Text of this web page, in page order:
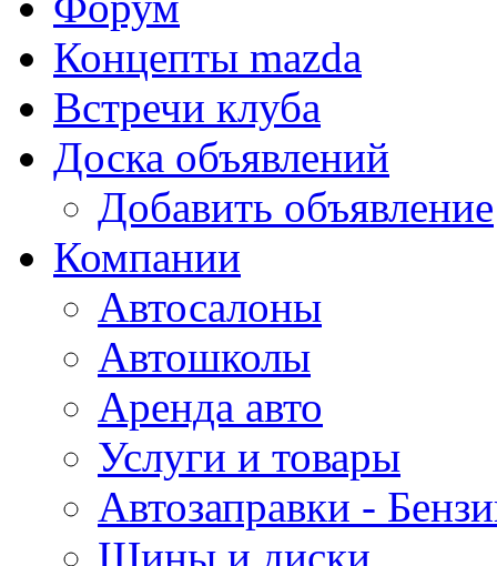
Концепты mazda
Встречи клуба
Доска объявлений
Добавить объявление
Компании
Автосалоны
Автошколы
Аренда авто
Услуги и товары
Автозаправки -
Шины и диски